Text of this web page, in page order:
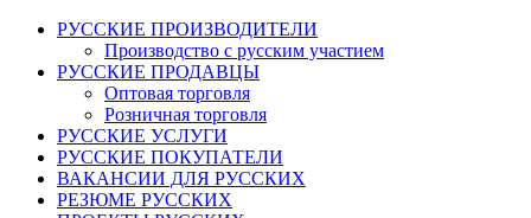
РУССКИЕ ПРОИЗВОДИТЕЛИ
Производство с русским участием
РУССКИЕ ПРОДАВЦЫ
Оптовая торговля
Розничная торговля
РУССКИЕ УСЛУГИ
РУССКИЕ ПОКУПАТЕЛИ
ВАКАНСИИ ДЛЯ РУССКИХ
РЕЗЮМЕ РУССКИХ